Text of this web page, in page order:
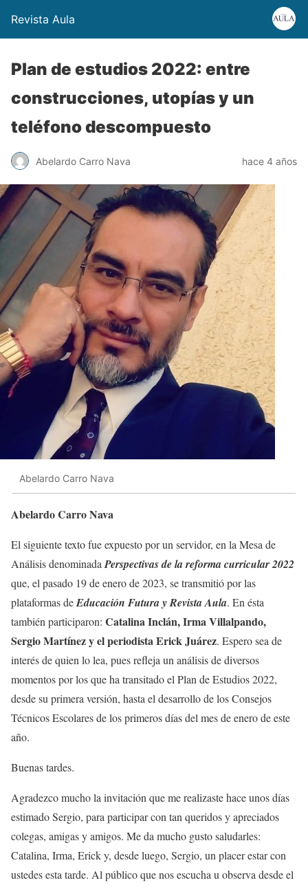
Revista Aula
Plan de estudios 2022: entre
construcciones, utopías y un
teléfono descompuesto
Abelardo Carro Nava hace 4 años
Abelardo Carro Nava
Abelardo Carro Nava
El siguiente texto fue expuesto por un servidor, en la Mesa de
Análisis denominadaPerspectivas de la reforma curricular 2022
que, el pasado 19 de enero de 2023, se transmitió por las
plataformas deEducación Futuray Revista Aula. En ésta
también participaron: Catalina Inclán, Irma Villalpando,
Sergio Martínez y el periodista Erick Juárez. Espero sea de
interés de quien lo lea, pues refleja un análisis de diversos
momentos por los que ha transitado el Plan de Estudios 2022,
desde su primera versión, hasta el desarrollo de los Consejos
Técnicos Escolares de los primeros días del mes de enero de este
año.
Buenas tardes.
Agradezco mucho la invitación que me realizaste hace unos días
estimado Sergio, para participar con tan queridos y apreciados
colegas, amigas y amigos. Me da mucho gusto saludarles:
Catalina, Irma, Erick y, desde luego, Sergio, un placer estar con
ustedes esta tarde. Al público que nos escucha u observa desde el